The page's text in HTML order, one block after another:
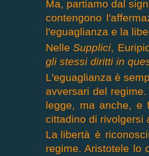
Ma, partiamo dal
contengono
l'eguaglianza e la
Nelle Supplici,
gli stessi diritti in
L'eguaglianza è
avversari del
legge, ma anche, e
cittadino di rivolgersi
La libertà è
regime. Aristotele lo